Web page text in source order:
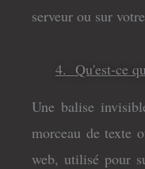
serveur ou sur
4. Qu'est-ce
Une balise
morceau de texte
web, utilisé pour